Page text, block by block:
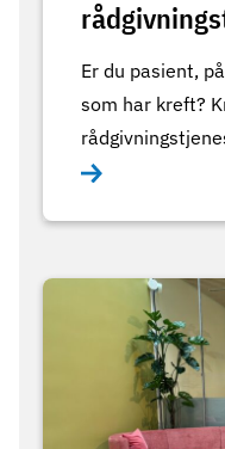
Er du pasient,
som har kreft?